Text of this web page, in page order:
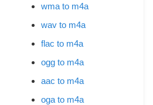
wma to m4a
wav to m4a
flac to m4a
ogg to m4a
aac to m4a
oga to m4a